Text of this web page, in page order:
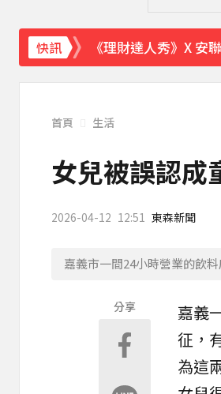
快訊
《理財達人秀》X 安
下載東森App，隨時
證交所新規下周起實
首頁 生活
女兒被誤認成
2026-04-12 12:51 東森新聞
嘉義市一間24小時營業的飲
分享 嘉義
征，
為這